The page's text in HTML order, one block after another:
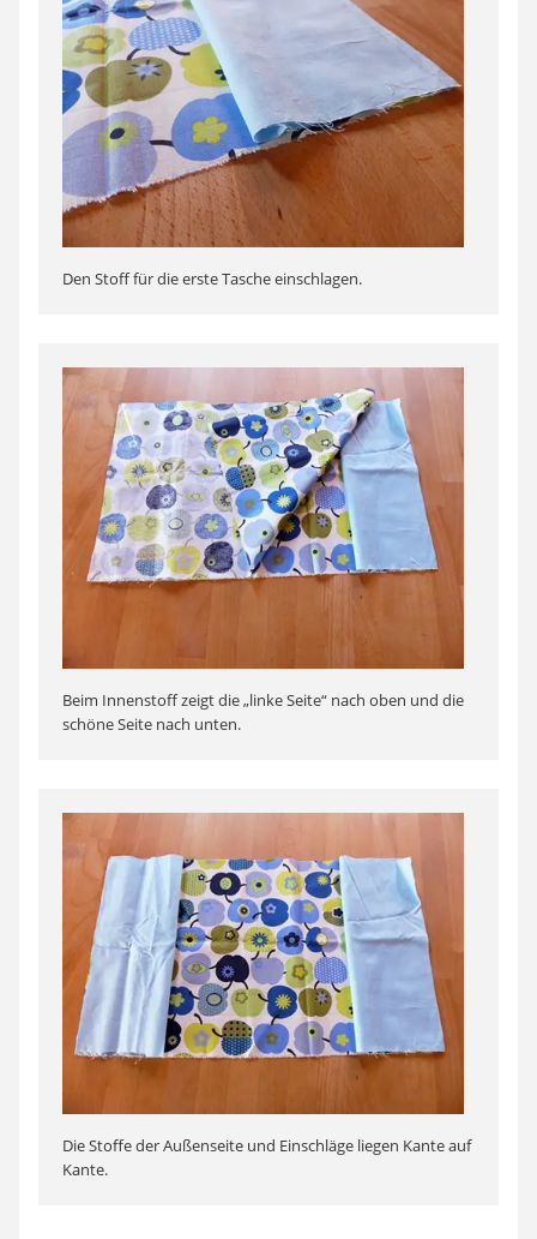
Den Stoff für die erste Tasche einschlagen.
Beim Innenstoff zeigt die „linke Seite“ nach oben und die
schöne Seite nach unten.
Die Stoffe der Außenseite und Einschläge liegen Kante auf
Kante.